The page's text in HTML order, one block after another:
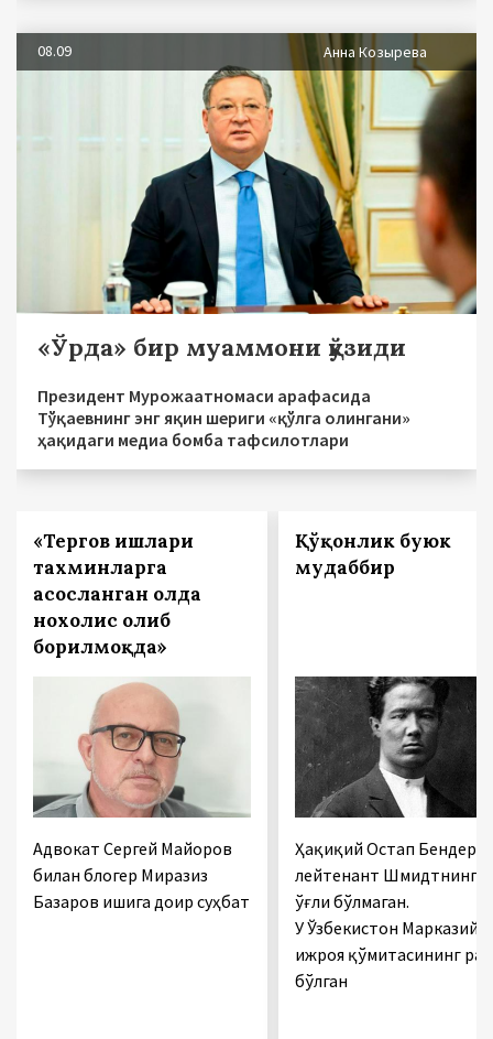
08.09 Анна Козырева
«Ўрда» бир муаммони қўзиди
Президент Мурожаатномаси арафасида
Тўқаевнинг энг яқин шериги «қўлга олингани»
ҳақидаги медиа бомба тафсилотлари
«Тергов ишлари
тахминларга
асосланган ҳолда
нохолис олиб
борилмоқда»
Адвокат Сергей Майоров
билан блогер Миразиз
Базаров ишига доир суҳбат
Қўқонлик буюк
мудаббир
Ҳақиқий Остап Бендер
лейтенант Шмидтнинг
ўғли бўлмаган.
У Ўзбекистон Марказий
ижроя қўмитасининг
бўлган